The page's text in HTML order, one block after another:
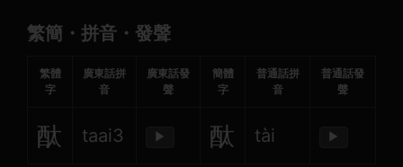
繁簡・拼音・發聲
繁體
字
廣東話拼
音
廣東話發
聲
簡體
字
普通話拼
音
普通話發
聲
酞 taai3 ▶ 酞 tài ▶